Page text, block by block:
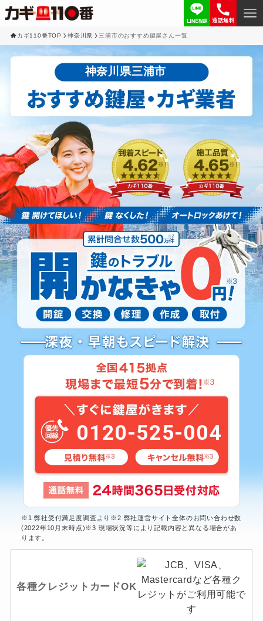
通話無料
カギ110番TOP 神奈川県 三浦市のおすすめ鍵屋さん一覧
神奈川県三浦市
0120-525-004
※1 弊社受付満足度調査より※2 弊社運営サイト全体のお問い合わせ数
(2022年10月末時点)※3 現場状況等により記載内容と異なる場合があ
ります。
各種クレジットカードOK